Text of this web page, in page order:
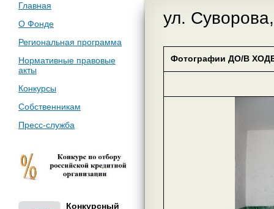
Главная
О Фонде
Региональная программа
Нормативные правовые
акты
Конкурсы
Собственникам
Пресс-служба
Конкурсный
ул.
Фотографии ДО/В ХОДЕ